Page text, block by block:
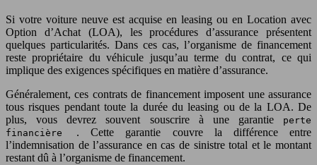
Si votre voiture neuve est acquise en leasing ou en Location avec
Option d’Achat (LOA), les procédures d’assurance présentent
quelques particularités. Dans ces cas, l’organisme de financement
reste propriétaire du véhicule jusqu’au terme du contrat, ce qui
implique des exigences spécifiques en matière d’assurance.
Généralement, ces contrats de financement imposent une assurance
tous risques pendant toute la durée du leasing ou de la LOA. De
plus, vous devrez souvent souscrire à une garantie
perte
financière . Cette garantie couvre la différence entre
l’indemnisation de l’assurance en cas de sinistre total et le montant
restant dû à l’organisme de financement.